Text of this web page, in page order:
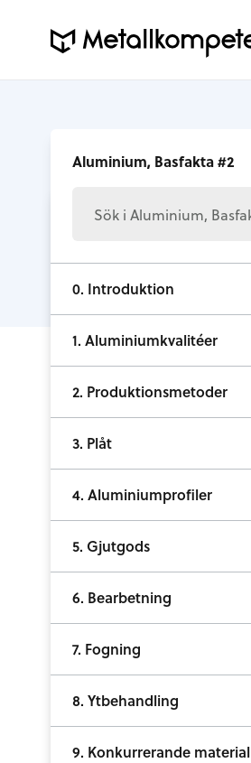
Aluminium, Basfakta #2
0. Introduktion
1. Aluminiumkvalitéer
2. Produktionsmetoder
3. Plåt
4. Aluminiumprofiler
5. Gjutgods
6. Bearbetning
7. Fogning
8. Ytbehandling
9. Konkurrerande material